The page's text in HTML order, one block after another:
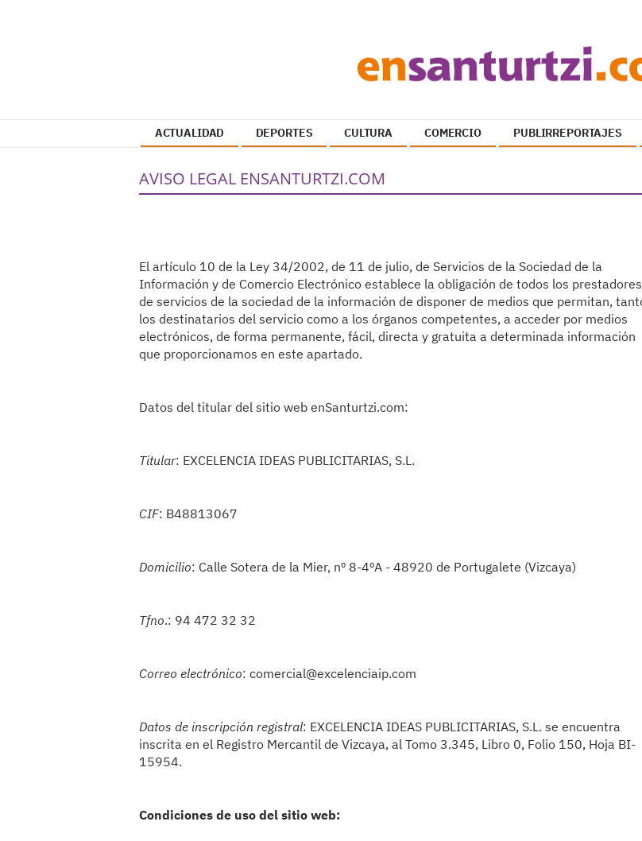
ACTUALIDAD DEPORTES CULTURA COMERCIO PUBLIRREPORTAJES
AVISO LEGAL ENSANTURTZI.COM
El artículo 10 de la Ley 34/2002, de 11 de julio, de Servicios de la Sociedad de la
Información y de Comercio Electrónico establece la obligación de todos los prestadores
de servicios de la sociedad de la información de disponer de medios que permitan,
los destinatarios del servicio como a los órganos competentes, a acceder por medios
electrónicos, de forma permanente, fácil, directa y gratuita a determinada información
que proporcionamos en este apartado.
Datos del titular del sitio web enSanturtzi.com:
Titular: EXCELENCIA IDEAS PUBLICITARIAS, S.L.
CIF: B48813067
Domicilio: Calle Sotera de la Mier, nº 8-4ºA - 48920 de Portugalete (Vizcaya)
Tfno.: 94 472 32 32
Correo electrónico: comercial@excelenciaip.com
Datos de inscripción registral: EXCELENCIA IDEAS PUBLICITARIAS, S.L. se encuentra
inscrita en el Registro Mercantil de Vizcaya, al Tomo 3.345, Libro 0, Folio 150, Hoja BI-
15954.
Condiciones de uso del sitio web: